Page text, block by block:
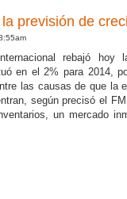
previsión de
rebajó
en el 2% para 2014,
las causas de que la
según precisó el
un mercado